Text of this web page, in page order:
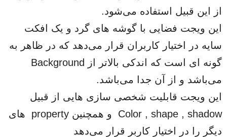
از این قبیل استفاده می‌شود.
این ویجت فضایی با گوشه های گرد و یک افکت
سایه در اختیار کاربران قرار می‌دهد که در ظاهر به
گونه ای است که اندکی بالاتر از Background
می‌باشد و از آن جدا می‌باشد.
این ویجت قابلیت شخصی سازی هایی از قبیل
Color , shape , shadow و همچنین property های
دیگر را در اختیار کاربر قرار می‌دهد